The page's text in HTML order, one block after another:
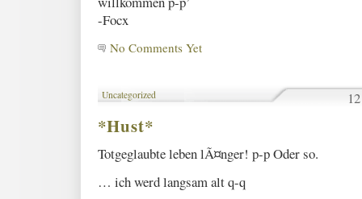
-Focx
No Comments Yet
Uncategorized
*Hust*
Totgeglaubte leben lÃ¤nger! p-p Oder so.
… ich werd langsam alt q-q